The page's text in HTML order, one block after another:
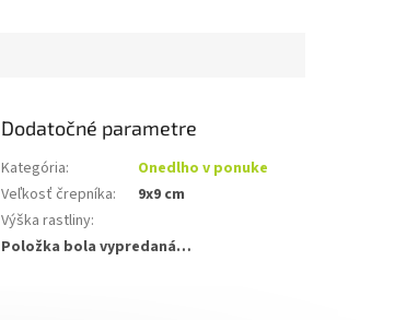
Dodatočné parametre
Kategória:
Onedlho v ponuke
Veľkosť črepníka:
9x9 cm
Výška rastliny:
Položka bola vypredaná…